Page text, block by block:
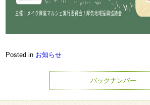
Posted in お知らせ
バックナンバー